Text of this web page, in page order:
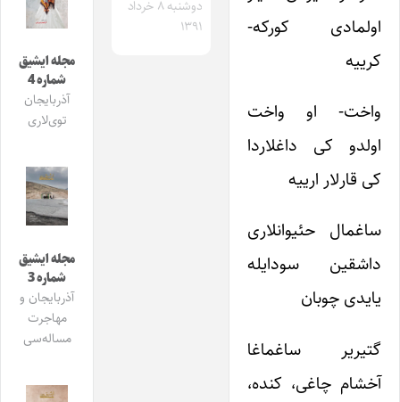
اولمادی کورکه-
کرییه
واخت- او واخت
اولدو کی داغلاردا
کی قارلار ارییه
ساغمال حئیوانلاری
داشقین سودایله
یایدی چوبان
گتیریر ساغماغا
آخشام چاغی، کنده،
دوشنبه ۸ خرداد
۱۳۹۱
مجله ایشیق
شماره 4
آذربایجان
توی‌لاری
مجله ایشیق
شماره 3
آذربایجان و
مهاجرت
مساله‌سی